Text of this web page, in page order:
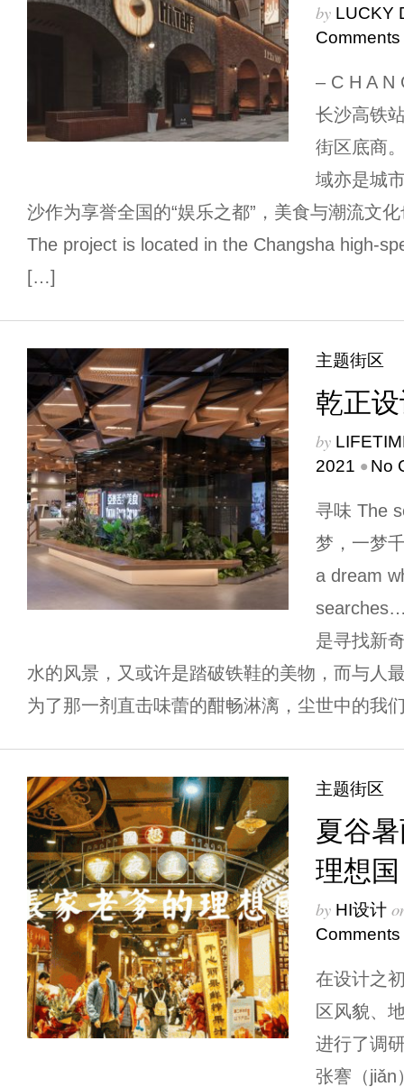
by LUCKY
Comments
– C H A N
长沙高铁
街区底商
域亦是城
沙作为享誉全国的“娱乐之都”，美食与潮流文
The project is located in the Changsha high-
[…]
主题街区
乾正
by
2021 • No
寻味 The
梦，一梦
a dream
是寻找新
水的风景，又或许是踏破铁鞋的美物，而与人
为了那一剂直击味蕾的酣畅淋漓，尘世中的我
主题街区
夏谷
理想
by HI设计
Comments
在设计之
区风貌、
进行了调
张謇（jiǎn